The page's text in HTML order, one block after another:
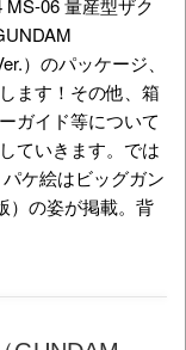
06 量産型ザク
）のパッケージ、
ます！その他、箱
ガイド等について
ていきます。では
ケ絵はビッグガン
）の姿が掲載。背